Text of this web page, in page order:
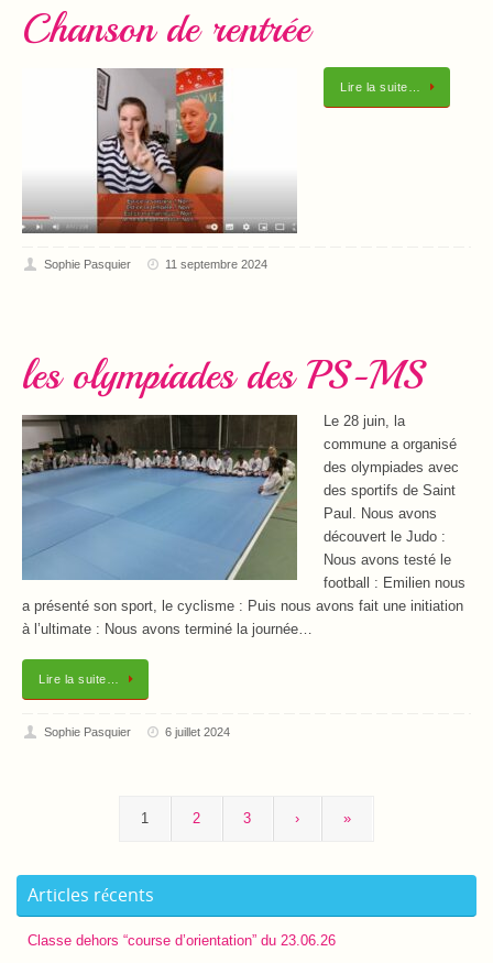
Chanson de rentrée
Lire la suite…
Sophie Pasquier 11 septembre 2024
les olympiades des PS-MS
Le 28 juin, la
commune a organisé
des olympiades avec
des sportifs de Saint
Paul. Nous avons
découvert le Judo :
Nous avons testé le
football : Emilien nous
a présenté son sport, le cyclisme : Puis nous avons fait une initiation
à l’ultimate : Nous avons terminé la journée…
Lire la suite…
Sophie Pasquier 6 juillet 2024
1 2 3 › »
Articles récents
Classe dehors “course d’orientation” du 23.06.26